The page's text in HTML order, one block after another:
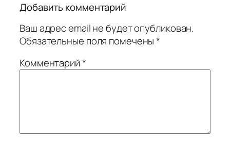
Добавить комментарий
Ваш адрес email не будет опубликован.
Обязательные поля помечены*
Комментарий*